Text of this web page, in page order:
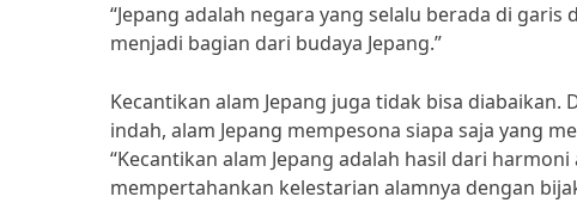
“Jepang adalah negara yang selalu berada di
menjadi bagian dari budaya Jepang.”
Kecantikan alam Jepang juga tidak bisa
indah, alam Jepang mempesona siapa saja yang
“Kecantikan alam Jepang adalah hasil dari
mempertahankan kelestarian alamnya dengan